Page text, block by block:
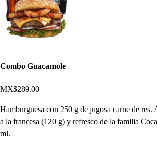
Combo Guacamole
MX$289.00
Hamburguesa con 250 g de jugosa carne de res.
a la francesa (120 g) y refresco de la familia
ml.